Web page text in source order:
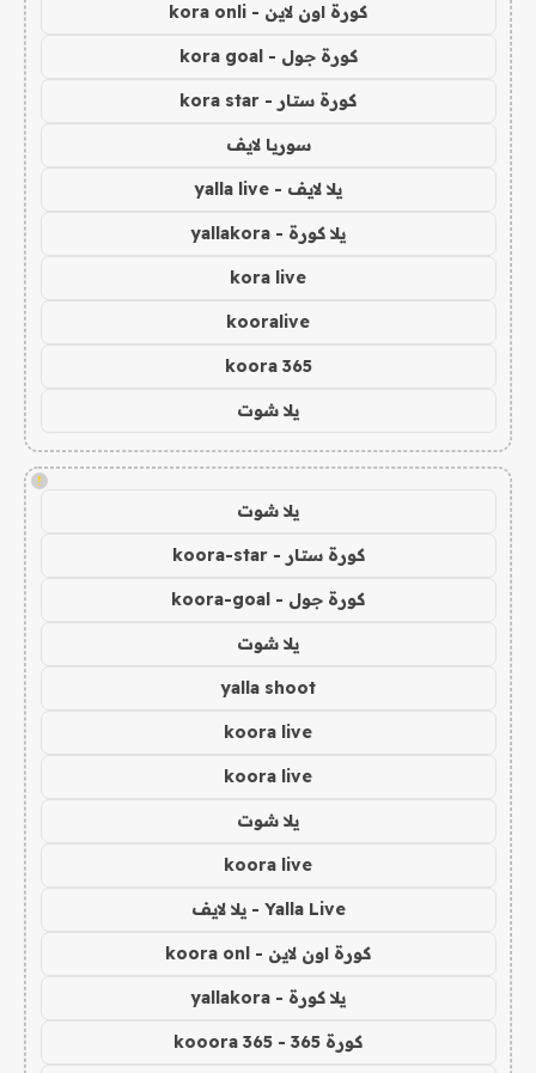
كورة اون لاين - kora onli
كورة جول - kora goal
كورة ستار - kora star
سوريا لايف
يلا لايف - yalla live
يلا كورة - yallakora
kora live
kooralive
koora 365
يلا شوت
!
يلا شوت
كورة ستار - koora-star
كورة جول - koora-goal
يلا شوت
yalla shoot
koora live
koora live
يلا شوت
koora live
Yalla Live - يلا لايف
كورة اون لاين - koora onl
يلا كورة - yallakora
كورة 365 - kooora 365